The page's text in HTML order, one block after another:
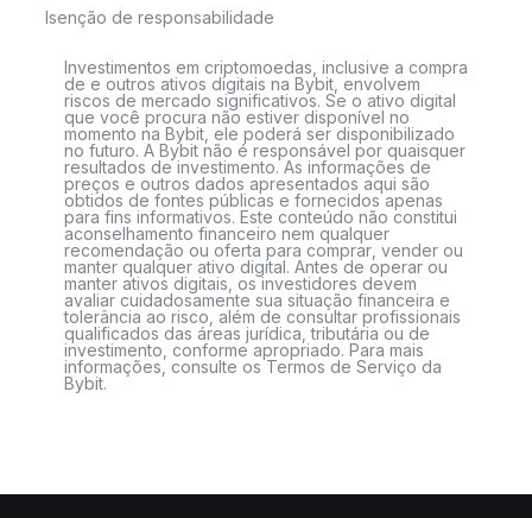
Isenção de responsabilidade
Investimentos em criptomoedas, inclusive a compra
de e outros ativos digitais na Bybit, envolvem
riscos de mercado significativos. Se o ativo digital
que você procura não estiver disponível no
momento na Bybit, ele poderá ser disponibilizado
no futuro. A Bybit não é responsável por quaisquer
resultados de investimento. As informações de
preços e outros dados apresentados aqui são
obtidos de fontes públicas e fornecidos apenas
para fins informativos. Este conteúdo não constitui
aconselhamento financeiro nem qualquer
recomendação ou oferta para comprar, vender ou
manter qualquer ativo digital. Antes de operar ou
manter ativos digitais, os investidores devem
avaliar cuidadosamente sua situação financeira e
tolerância ao risco, além de consultar profissionais
qualificados das áreas jurídica, tributária ou de
investimento, conforme apropriado. Para mais
informações, consulte os Termos de Serviço da
Bybit.